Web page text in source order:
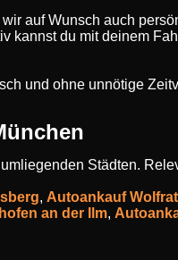
auf Wunsch auch
kannst du mit deinem
und ohne unnötige
Städten.
, Autoankauf
an der Ilm,